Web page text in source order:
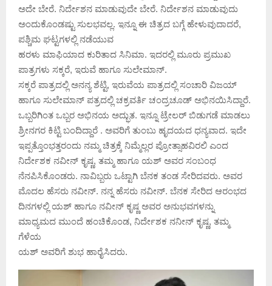
ಅದೇ ಬೇರೆ. ನಿರ್ದೇಶನ ಮಾಡುವುದೇ ಬೇರೆ. ನಿರ್ದೇಶನ ಮಾಡುವುದು
ಅಂದುಕೊಂಡಷ್ಟು ಸುಲಭವಲ್ಲ. ಇನ್ನೂ ಈ ಚಿತ್ರದ ಬಗ್ಗೆ ಹೇಳುವುದಾದರೆ,
ಪಶ್ಚಿಮ ಘಟ್ಟಗಳಲ್ಲಿ ನಡೆಯುವ
ಹರಳು ಮಾಫಿಯಾದ ಕುರಿತಾದ ಸಿನಿಮಾ. ಇದರಲ್ಲಿ ಮೂರು ಪ್ರಮುಖ
ಪಾತ್ರಗಳು ಸಕ್ಕರೆ,‌ ಇರುವೆ ಹಾಗೂ ಸುಲೇಮಾನ್.
ಸಕ್ಕರೆ ಪಾತ್ರದಲ್ಲಿ ಅನನ್ಯ ಶೆಟ್ಟಿ, ಇರುವೆಯ ಪಾತ್ರದಲ್ಲಿ ಸಂಚಾರಿ ವಿಜಯ್
ಹಾಗೂ ಸುಲೇಮಾನ್ ಪತ್ರದಲ್ಲಿ ಚಕ್ರವರ್ತಿ ಚಂದ್ರಚೂಡ್ ಅಭಿನಯಿಸಿದ್ದಾರೆ.
ಒಬ್ಬರಿಗಿಂತ ಒಬ್ಬರ ಅಭಿನಯ ಅದ್ಭುತ. ಇನ್ನೂ ಟ್ರೇಲರ್ ಬಿಡುಗಡೆ ಮಾಡಲು
ಶ್ರೀನಗರ ಕಿಟ್ಟಿ ಬಂದಿದ್ದಾರೆ . ಅವರಿಗೆ ತುಂಬು ಹೃದಯದ ಧನ್ಯವಾದ. ಇದೇ
ಇಪ್ಪತ್ತೊಂಭತ್ತರಂದು ನಮ್ಮ ಚಿತ್ರಕ್ಕೆ ನಿಮ್ಮೆಲ್ಲರ ಪ್ರೋತ್ಸಾಹವಿರಲಿ ಎಂದ
ನಿರ್ದೇಶಕ ನವೀನ್ ಕೃಷ್ಣ, ತಮ್ಮ ಹಾಗೂ ಯಶ್ ಅವರ ಸಂಬಂಧ
ನೆನಪಿಸಿಕೊಂಡರು. ನಾವಿಬ್ಬರು ಒಟ್ಟಾಗಿ ಬೆನಕ ತಂಡ ಸೇರಿದವರು. ಅವರ
ಮೊದಲ ಹೆಸರು ನವೀನ್. ನನ್ನ ಹೆಸರು ನವೀನ್. ಬೆನಕ ಸೇರಿದ ಆರಂಭದ
ದಿನಗಳಲ್ಲಿ ಯಶ್ ಹಾಗೂ ನವೀನ್ ಕೃಷ್ಣ ಅವರ ಅನುಭವಗಳನ್ನು
ಮಾಧ್ಯಮದ ಮುಂದೆ ಹಂಚಿಕೊಂಡ, ನಿರ್ದೇಶಕ ನನೀನ್ ಕೃಷ್ಣ, ತಮ್ಮ
ಗೆಳೆಯ
ಯಶ್ ಅವರಿಗೆ ಶುಭ ಹಾರೈಸಿದರು.